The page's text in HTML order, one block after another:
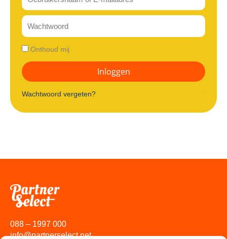
of
E-
mailadres
Wachtwoord
Onthoud mij
Inloggen
Wachtwoord vergeten?
088 – 1997 000
info@partnerselect.net